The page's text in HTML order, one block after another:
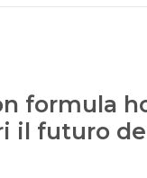
formula
il futuro